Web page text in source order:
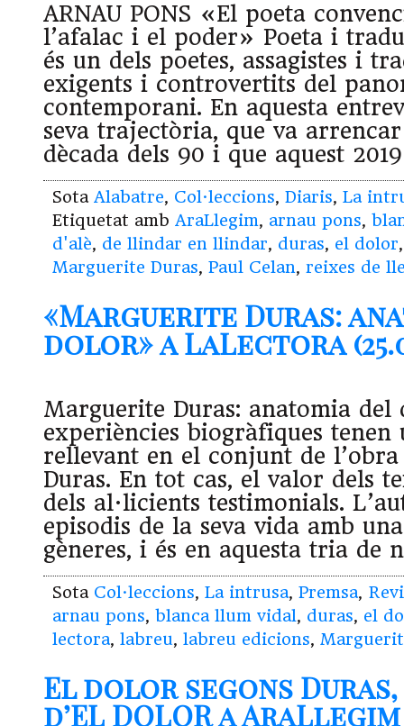
ARNAU PONS «El poeta
l’afalac i el poder» Poeta i
és un dels poetes, assagistes i
exigents i controvertits del
contemporani. En aquesta
seva trajectòria, que va
dècada dels 90 i que aquest
Sota Alabatre, Col·leccions, Diaris, La
Etiquetat amb AraLlegim, arnau pons,
d'alè, de llindar en llindar, duras, el dolor
Marguerite Duras, Paul Celan, reixes de
«Marguerite Duras:
dolor» a LaLectora
Marguerite Duras: anatomia del
experiències biogràfiques tenen
rellevant en el conjunt de
Duras. En tot cas, el valor dels
dels al·licients testimonials.
episodis de la seva vida amb
gèneres, i és en aquesta tria de
Sota Col·leccions, La intrusa, Premsa,
arnau pons, blanca llum vidal, duras, el
lectora, labreu, labreu edicions,
El dolor segons Duras,
d’EL DOLOR a AraLlegim